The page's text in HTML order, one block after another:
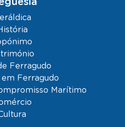
Ferragudo
Ferragudo
Marítimo